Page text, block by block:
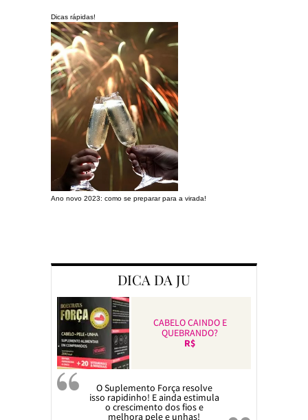
Dicas rápidas!
Ano novo 2023: como se preparar para a virada!
DICA DA JU
CABELO CAINDO E
QUEBRANDO?
R$
O Suplemento Força resolve
isso rapidinho! E ainda estimula
o crescimento dos fios e
melhora pele e unhas!